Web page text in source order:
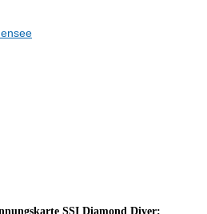
SSI Diamond Diver: